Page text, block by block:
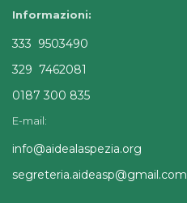
Informazioni:
333 9503490
329 7462081
0187 300 835
E-mail:
info@aidealaspezia.org
segreteria.aideasp@gmail.com